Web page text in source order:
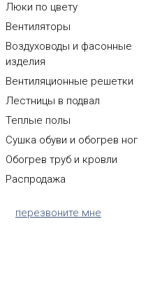
Люки по цвету
Вентиляторы
Воздуховоды и фасонные
изделия
Вентиляционные решетки
Лестницы в подвал
Теплые полы
Сушка обуви и обогрев ног
Обогрев труб и кровли
Распродажа
перезвоните мне